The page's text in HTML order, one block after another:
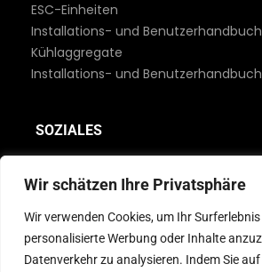
Wir schätzen Ihre Privatsphäre
Wir verwenden Cookies, um Ihr
personalisierte Werbung oder Inhalte
Datenverkehr zu analysieren. Indem Sie
ESC-Einheiten
Installations- und
Kühlaggregate
Installations- und
SOZIALES